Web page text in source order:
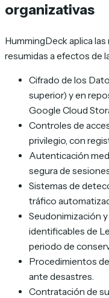
organizativas
HummingDeck aplica las
resumidas a efectos de
Cifrado de los
superior) y en
Google Cloud
Controles de
privilegio, con
Autenticación
segura de
Sistemas de
tráfico
Seudonimización
identificables de
periodo de
Procedimientos
ante desastres.
Contratación de